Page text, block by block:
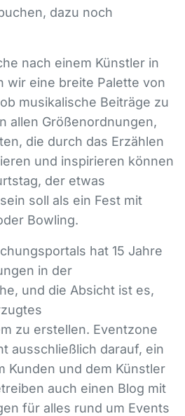
dazu noch
nach einem Künstler in
wir eine breite Palette von
musikalische Beiträge zu
allen Größenordnungen,
die durch das Erzählen
und inspirieren können
der etwas
soll als ein Fest mit
Bowling.
hat 15 Jahre
in der
und die Absicht ist es,
zu erstellen. Eventzone
ausschließlich darauf, ein
Kunden und dem Künstler
auch einen Blog mit
für alles rund um Events